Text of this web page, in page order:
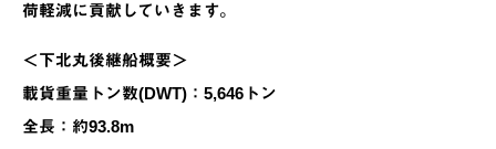
荷軽減に貢献していきます。
＜下北丸後継船概要＞
載貨重量トン数(DWT)：5,646トン
全長：約93.8m